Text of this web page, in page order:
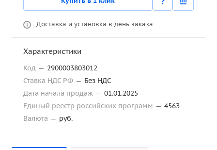
Доставка и установка в день заказа
Характеристики
Код — 2900003803012
Ставка НДС РФ — Без НДС
Дата начала продаж — 01.01.2025
Единый реестр российских программ — 4563
Валюта — руб.